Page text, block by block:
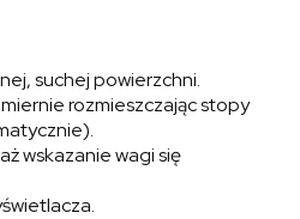
suchej powierzchni.
rozmieszczając stopy
wskazanie wagi się